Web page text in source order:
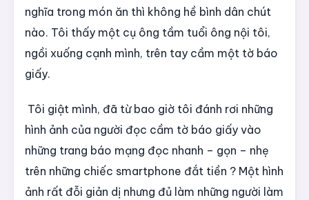
nghĩa trong món ăn thì không hề bình dân chút
nào. Tôi thấy một cụ ông tầm tuổi ông nội tôi,
ngồi xuống cạnh mình, trên tay cầm một tờ báo
giấy.
Tôi giật mình, đã từ bao giờ tôi đánh rơi những
hình ảnh của người đọc cầm tờ báo giấy vào
những trang báo mạng đọc nhanh – gọn – nhẹ
trên những chiếc smartphone đắt tiền ? Một hình
ảnh rất đỗi giản dị nhưng đủ làm những người làm